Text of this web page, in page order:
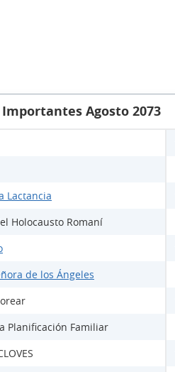
Agosto 2073
Lactancia
Holocausto Romaní
de los Ángeles
Planificación Familiar